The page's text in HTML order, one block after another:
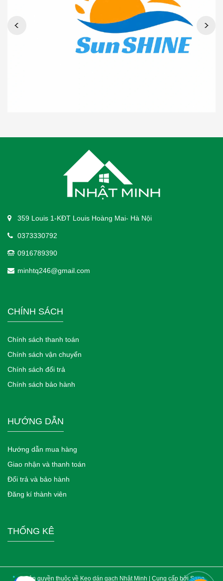
359 Louis 1-KĐT Louis Hoàng Mai- Hà Nội
0373330792
0916789390
minhtq246@gmail.com
CHÍNH SÁCH
Chính sách thanh toán
Chính sách vận chuyển
Chính sách đổi trả
Chính sách bảo hành
HƯỚNG DẪN
Hướng dẫn mua hàng
Giao nhận và thanh toán
Đổi trả và bảo hành
Đăng kí thành viên
THỐNG KÊ
© Bản quyền thuộc về Keo dán gạch Nhật Minh | Cung cấp bởiSapo